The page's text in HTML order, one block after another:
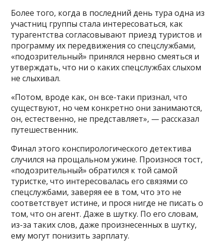
Более того, когда в последний день тура одна из
участниц группы стала интересоваться, как
турагентства согласовывают приезд туристов и
программу их передвижения со спецслужбами,
«подозрительный» принялся нервно смеяться и
утверждать, что ни о каких спецслужбах слыхом
не слыхивал.
«Потом, вроде как, он все-таки признал, что
существуют, но чем конкретно они занимаются,
он, естественно, не представляет», — рассказал
путешественник.
Финал этого конспирологического детектива
случился на прощальном ужине. Произнося тост,
«подозрительный» обратился к той самой
туристке, что интересовалась его связями со
спецслужбами, заверяя ее в том, что это не
соответствует истине, и прося нигде не писать о
том, что он агент. Даже в шутку. По его словам,
из-за таких слов, даже произнесенных в шутку,
ему могут понизить зарплату.